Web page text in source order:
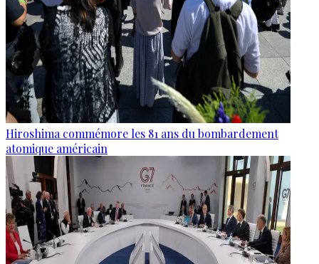
Hiroshima commémore les 81 ans du bombardement
atomique américain